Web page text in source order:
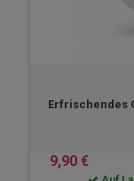
Erfrischendes
9,90 €